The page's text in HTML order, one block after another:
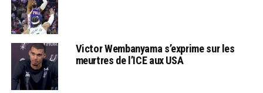
Victor Wembanyama s’exprime sur les
meurtres de l’ICE aux USA